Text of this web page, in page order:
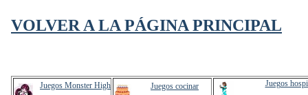
VOLVER A LA PÁGINA PRINCIPAL
Juegos Monster High Juegos cocinar Juegos